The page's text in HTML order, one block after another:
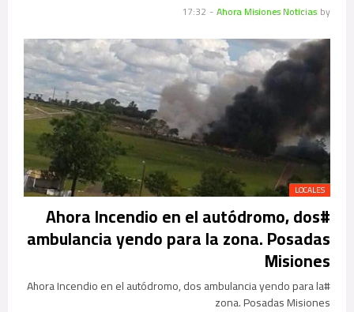
by
Ahora Misiones Noticias
-
17:32
LOCALES
#Ahora Incendio en el autódromo, dos
ambulancia yendo para la zona. Posadas
Misiones
#Ahora Incendio en el autódromo, dos ambulancia yendo para la
zona. Posadas Misiones